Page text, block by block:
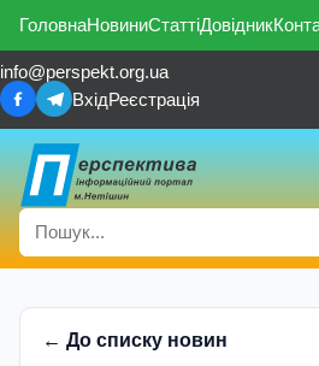
ГоловнаНовиниСтаттіДовідник
info@perspekt.org.ua
ВхідРеєстрація
← До списку новин